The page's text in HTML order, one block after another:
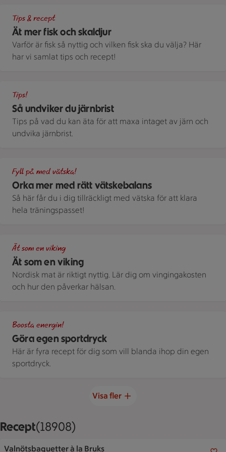
Ät mer fisk och skaldjur
Tips & recept
Varför är fisk så nyttig och vilken fisk ska du välja? Här
har vi samlat tips och recept!
Så undviker du järnbrist
Tips!
Tips på vad du kan äta för att maxa intaget av järn och
undvika järnbrist.
Orka mer med rätt vätskebalans
Fyll på med vätska!
Så här får du i dig tillräckligt med vätska för att klara
hela träningspasset!
Ät som en viking
Ät som en viking
Nordisk mat är riktigt nyttig. Lär dig om vingingakosten
och hur den påverkar hälsan.
Göra egen sportdryck
Boosta energin!
Här är fyra recept för dig som vill blanda ihop din egen
sportdryck.
Visa fler
ReceptVisar 18908 stycken
(18908)
Valnötsbaguetter à la Bruks
Valnötsbaguetter à la Bruks